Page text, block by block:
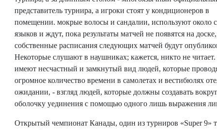
представитель турнира, а игроки стоят у кондиционеров в
помещении. мокрые волосы и сандалии, используют около
языков и ждут, пока результаты матчей не появятся на
собственные расписания следующих матчей будут
Некоторые слушают в наушниках; кажется, никто не
имеют несчастный и замкнутый вид людей, которые
огромное количество времени в самолетах и ​​вестибюлях
ожидании, - взгляд людей, которые должны создавать
оболочку уединения с помощью одного лишь выражения
Открытый чемпионат Канады, один из турниров «Super 9»